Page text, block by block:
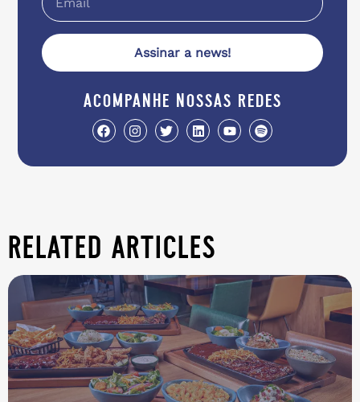
Assinar a news!
acompanhe nossas redes
related articles